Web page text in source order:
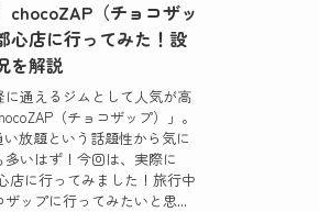
chocoZAP（チョコザッ
心店に行ってみた！設
を解説
に通えるジムとして人気が高
（チョコザップ）」。
い放題という話題性から気に
いはず！今回は、実際に
店に行ってみました！旅行中
ザップに行ってみたいと思...